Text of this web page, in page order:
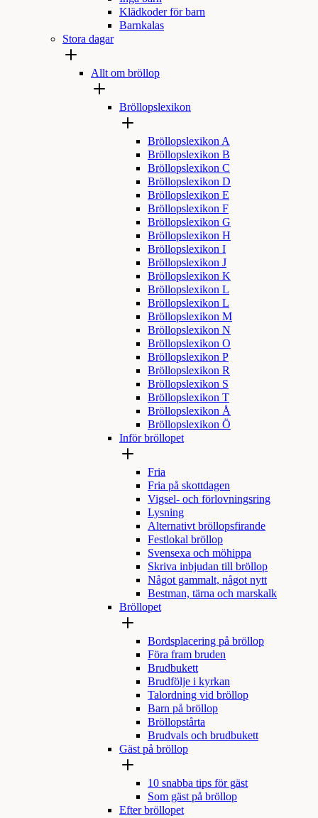
Klädkoder för barn
Barnkalas
Stora dagar
Allt om bröllop
Bröllopslexikon
Bröllopslexikon A
Bröllopslexikon B
Bröllopslexikon C
Bröllopslexikon D
Bröllopslexikon E
Bröllopslexikon F
Bröllopslexikon G
Bröllopslexikon H
Bröllopslexikon I
Bröllopslexikon J
Bröllopslexikon K
Bröllopslexikon L
Bröllopslexikon L
Bröllopslexikon M
Bröllopslexikon N
Bröllopslexikon O
Bröllopslexikon P
Bröllopslexikon R
Bröllopslexikon S
Bröllopslexikon T
Bröllopslexikon Å
Bröllopslexikon Ö
Inför bröllopet
Fria
Fria på skottdagen
Vigsel- och förlovningsring
Lysning
Alternativt bröllopsfirande
Festlokal bröllop
Svensexa och möhippa
Skriva inbjudan till bröllop
Något gammalt, något nytt
Bestman, tärna och marskalk
Bröllopet
Bordsplacering på bröllop
Föra fram bruden
Brudbukett
Brudfölje i kyrkan
Talordning vid bröllop
Barn på bröllop
Bröllopstårta
Brudvals och brudbukett
Gäst på bröllop
10 snabba tips för gäst
Som gäst på bröllop
Efter bröllopet